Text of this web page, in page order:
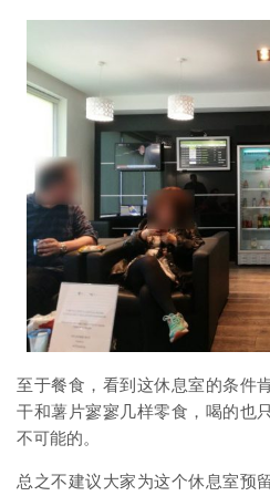
至于餐食，看到这休息室的条件
干和薯片寥寥几样零食，喝的也
不可能的。
总之不建议大家为这个休息室预